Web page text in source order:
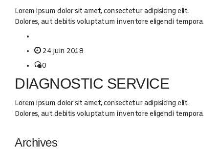
Lorem ipsum dolor sit amet, consectetur adipisicing elit.
Dolores, aut debitis voluptatum inventore eligendi tempora.
24 juin 2018
0
DIAGNOSTIC SERVICE
Lorem ipsum dolor sit amet, consectetur adipisicing elit.
Dolores, aut debitis voluptatum inventore eligendi tempora.
Archives